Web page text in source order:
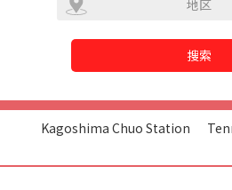
地区
搜索
Kagoshima Chuo Station